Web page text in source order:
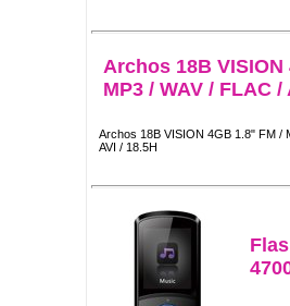
Archos 18B VISION
MP3 / WAV / FLAC /
Archos 18B VISION 4GB 1.8" FM /
AVI / 18.5H